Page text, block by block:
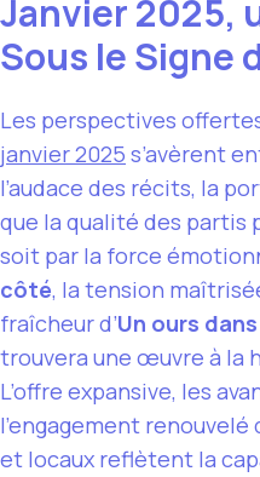
Janvier 2025,
Sous le Signe
Les perspectives
janvier 2025 s’avèrent
l’audace des récits, la
que la qualité des partis
soit par la force
côté, la tension
fraîcheur d’Un ours
trouvera une œuvre à la
L’offre expansive, les
l’engagement
et locaux reflètent la